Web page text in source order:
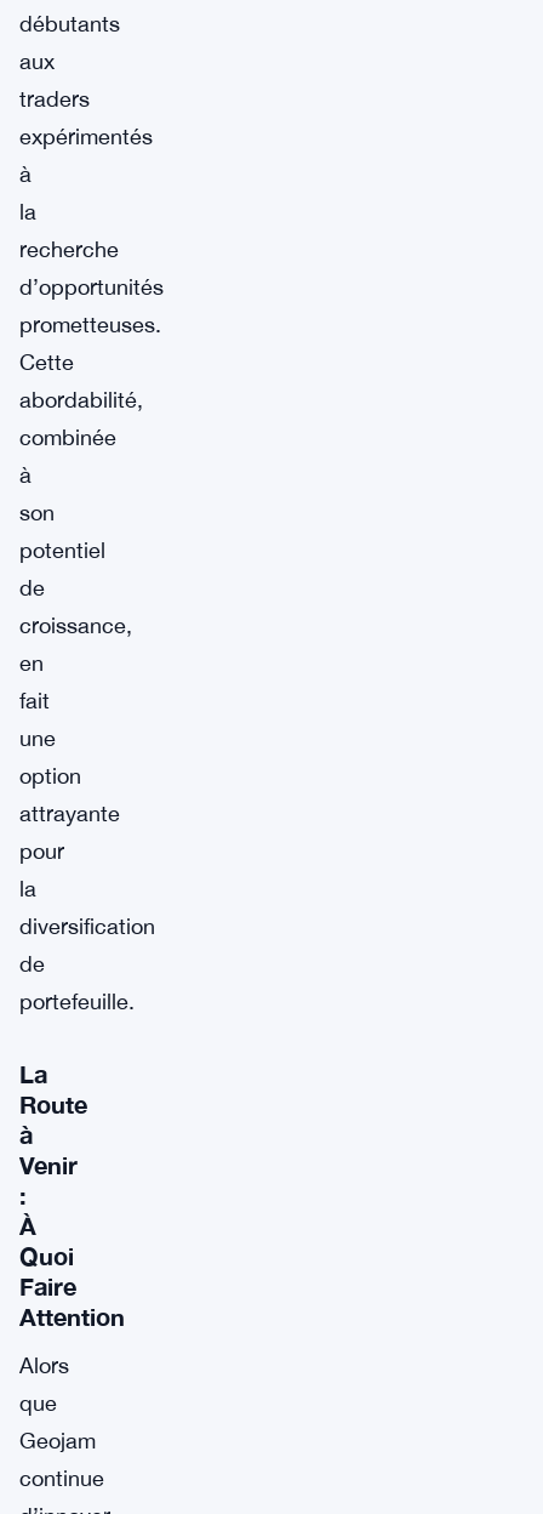
débutants
aux
traders
expérimentés
à
la
recherche
d’opportunités
prometteuses.
Cette
abordabilité,
combinée
à
son
potentiel
de
croissance,
en
fait
une
option
attrayante
pour
la
diversification
de
portefeuille.
La
Route
à
Venir
:
À
Quoi
Faire
Attention
Alors
que
Geojam
continue